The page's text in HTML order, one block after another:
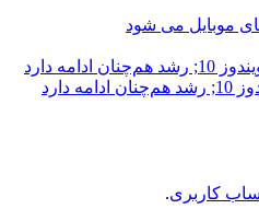
موبایل می شود
کاربری.